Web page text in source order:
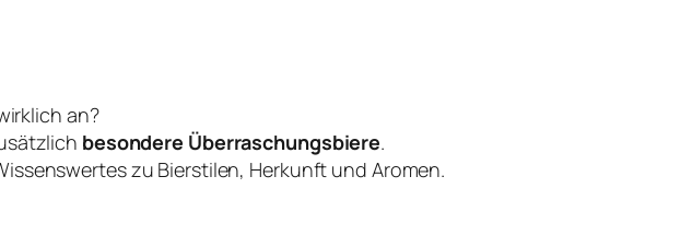
an?
besondere Überraschungsbiere.
zu Bierstilen, Herkunft und Aromen.